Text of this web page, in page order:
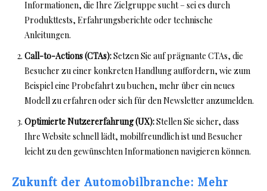
Informationen, die Ihre Zielgruppe sucht – sei es durch
Produkttests, Erfahrungsberichte oder technische
Anleitungen.
Call-to-Actions (CTAs):Setzen Sie auf prägnante CTAs, die
Besucher zu einer konkreten Handlung auffordern, wie zum
Beispiel eine Probefahrt zu buchen, mehr über ein neues
Modell zu erfahren oder sich für den Newsletter anzumelden.
Optimierte Nutzererfahrung (UX):Stellen Sie sicher, dass
Ihre Website schnell lädt, mobilfreundlich ist und Besucher
leicht zu den gewünschten Informationen navigieren können.
Zukunft der Automobilbranche: Mehr